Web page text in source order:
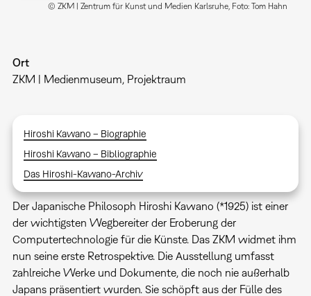
© ZKM | Zentrum für Kunst und Medien Karlsruhe, Foto: Tom Hahn
Ort
ZKM | Medienmuseum, Projektraum
Hiroshi Kawano – Biographie
Hiroshi Kawano – Bibliographie
Das Hiroshi-Kawano-Archiv
Der Japanische Philosoph Hiroshi Kawano (*1925) ist einer
der wichtigsten Wegbereiter der Eroberung der
Computertechnologie für die Künste. Das ZKM widmet ihm
nun seine erste Retrospektive. Die Ausstellung umfasst
zahlreiche Werke und Dokumente, die noch nie außerhalb
Japans präsentiert wurden. Sie schöpft aus der Fülle des